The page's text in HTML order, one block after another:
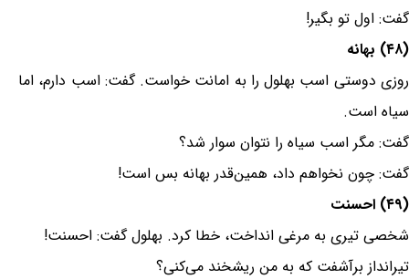
گفت: اول تو بگیر!
(۴۸) بهانه
روزی دوستی اسب بهلول را به امانت خواست. گفت: اسب دارم، اما
سیاه است.
گفت: مگر اسب سیاه را نتوان سوار شد؟
گفت: چون نخواهم داد، همین‌قدر بهانه بس است!
(۴۹) احسنت
شخصی تیری به مرغی انداخت، خطا کرد. بهلول گفت: احسنت!
تیرانداز برآشفت که به من ریشخند می‌کنی؟